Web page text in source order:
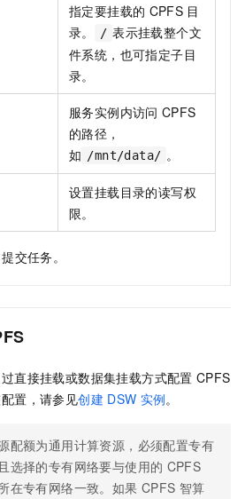
指定要挂载的 CPFS 目
录。
/ 表示挂载整个文
件系统，也可指定子目
录。
服务实例内访问 CPFS
的路径，
如 /mnt/data/ 。
设置挂载目录的读写权
限。
交任务。
直接挂载或数据集挂载方式配置 CPFS
置，请参见创建 DSW 实例。
配额为通用计算资源，必须配置专有
选择的专有网络要与使用的 CPFS
在专有网络一致。如果 CPFS 智算